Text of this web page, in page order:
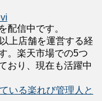
配信中です。
上店舗を運営する経
。楽天市場での5つ
おり、現在も活躍中
いる楽れび管理人と